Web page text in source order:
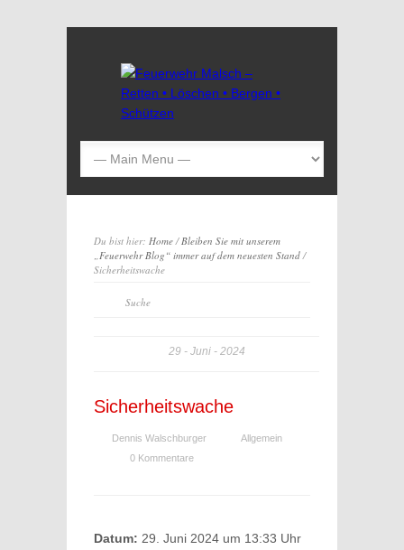
Du bist hier: Home/Bleiben Sie mit unserem
„Feuerwehr Blog“ immer auf dem neuesten Stand/
Sicherheitswache
29 Juni 2024
Sicherheitswache
Dennis Walschburger
Allgemein
0 Kommentare
Datum: 29. Juni 2024 um 13:33 Uhr